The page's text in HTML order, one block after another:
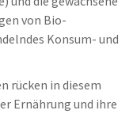
von Bio-
Konsum- und
rücken in diesem
Ernährung und ihre